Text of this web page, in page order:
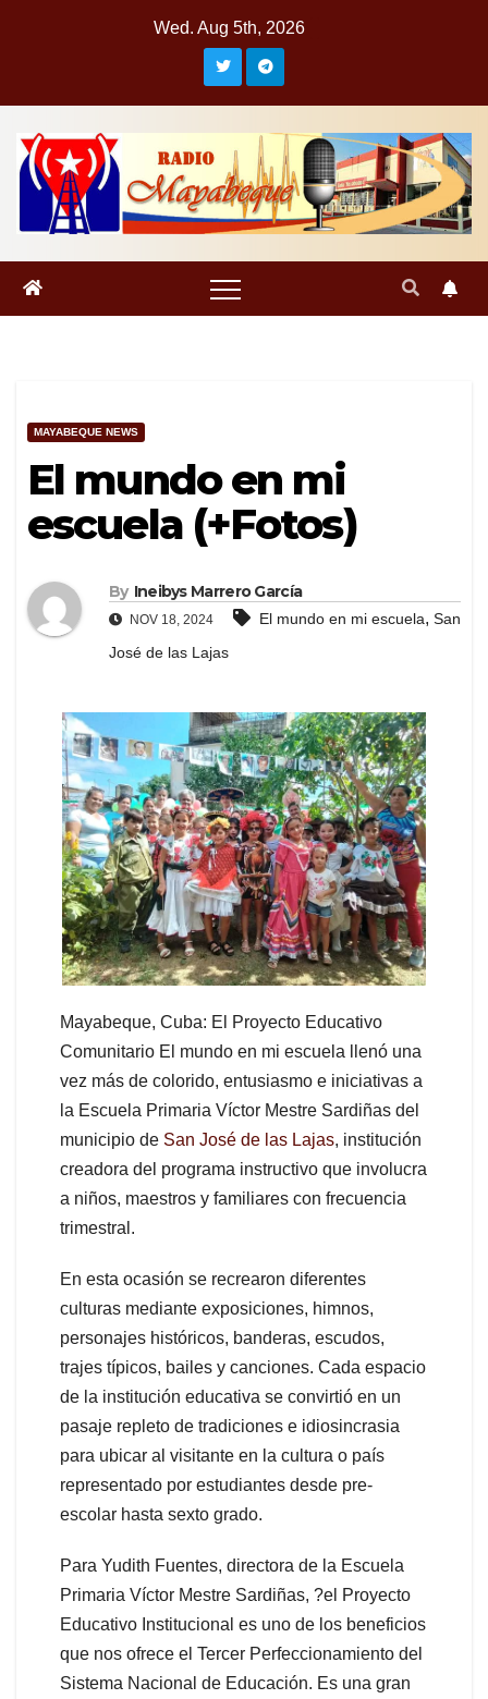
Wed. Aug 5th, 2026
MAYABEQUE NEWS
El mundo en mi
escuela (+Fotos)
By Ineibys Marrero García
NOV 18, 2024 El mundo en mi escuela, San
José de las Lajas
Mayabeque, Cuba: El Proyecto Educativo
Comunitario El mundo en mi escuela llenó una
vez más de colorido, entusiasmo e iniciativas a
la Escuela Primaria Víctor Mestre Sardiñas del
municipio de San José de las Lajas, institución
creadora del programa instructivo que involucra
a niños, maestros y familiares con frecuencia
trimestral.
En esta ocasión se recrearon diferentes
culturas mediante exposiciones, himnos,
personajes históricos, banderas, escudos,
trajes típicos, bailes y canciones. Cada espacio
de la institución educativa se convirtió en un
pasaje repleto de tradiciones e idiosincrasia
para ubicar al visitante en la cultura o país
representado por estudiantes desde pre-
escolar hasta sexto grado.
Para Yudith Fuentes, directora de la Escuela
Primaria Víctor Mestre Sardiñas, ?el Proyecto
Educativo Institucional es uno de los beneficios
que nos ofrece el Tercer Perfeccionamiento del
Sistema Nacional de Educación. Es una gran